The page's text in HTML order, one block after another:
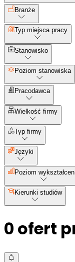
Branże
Typ miejsca pracy
Stanowisko
Poziom stanowiska
Pracodawca
Wielkość firmy
Typ firmy
Języki
Poziom
Kierunki studiów
0 ofert